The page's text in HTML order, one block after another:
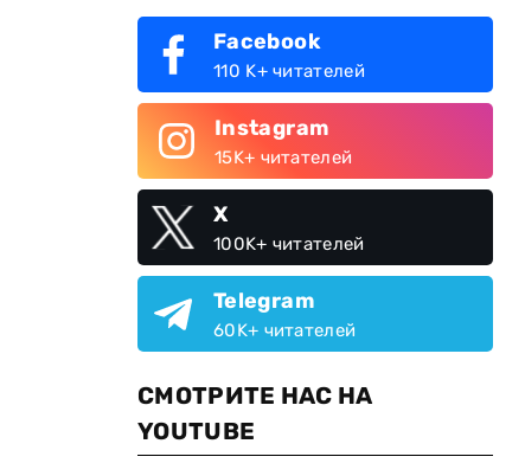
Facebook
110 K+ читателей
Instagram
15K+ читателей
X
100K+ читателей
Telegram
60K+ читателей
СМОТРИТЕ НАС НА
YOUTUBE